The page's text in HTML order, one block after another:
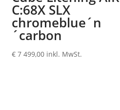
C:68X SLX
chromeblue´n
´carbon
€ 7 499,00 inkl. MwSt.